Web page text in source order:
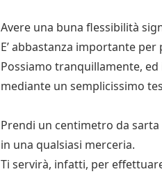
Avere una buna flessibilità
E’ abbastanza importante
Possiamo tranquillamente,
mediante un semplicissimo
Prendi un centimetro da
in una qualsiasi merceria.
Ti servirà, infatti, per